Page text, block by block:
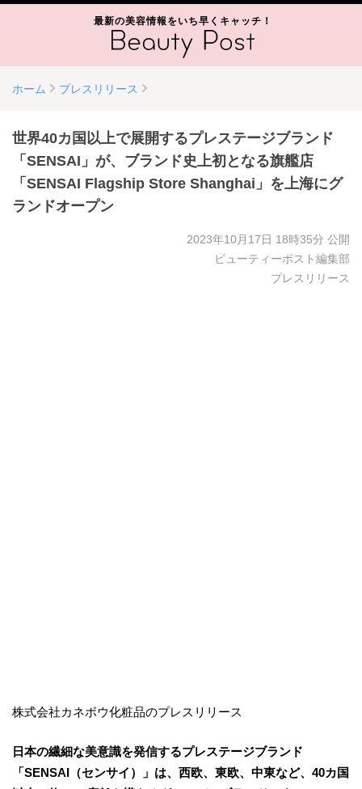
最新の美容情報をいち早くキャッチ！
ホーム プレスリリース
世界40カ国以上で展開するプレステージブランド
「SENSAI」が、ブランド史上初となる旗艦店
「SENSAI Flagship Store Shanghai」を上海にグ
ランドオープン
2023年10月17日 18時35分 公開
ビューティーポスト編集部
プレスリリース
株式会社カネボウ化粧品のプレスリリース
日本の繊細な美意識を発信するプレステージブランド
「SENSAI（センサイ）」は、西欧、東欧、中東など、40カ国